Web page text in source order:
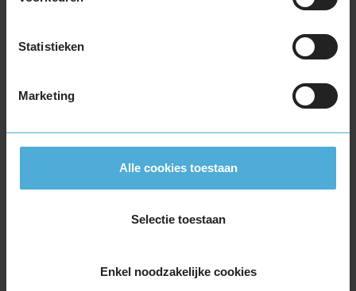
Statistieken
Marketing
Alle cookies toestaan
Selectie toestaan
Enkel noodzakelijke cookies
235/60R16 104V EXTRALOAD
175/65R17 87H
205/40R17 84W EXTRALOAD
205/55R17 95V EXTRALOAD
215/40R17 87V EXTRALOAD